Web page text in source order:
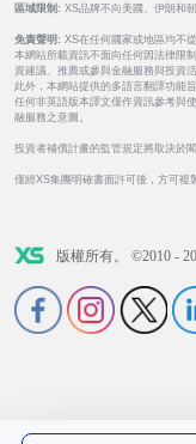
區域限制: XS品牌不向美國、伊朗和
免責聲明: XS在任何國家或地區均不
本網站所載資訊不面向任何因法律限
資建議、推薦或參與金融服務與投資
此外，本網站提供的多語言翻譯功能
任何非英語版本譯文僅作資訊參考與
融服務之意圖。
投資者補償計畫的監管規定將取決於
僅經XS集團明確書面許可後，方可複
版權所有。 ©2010 -